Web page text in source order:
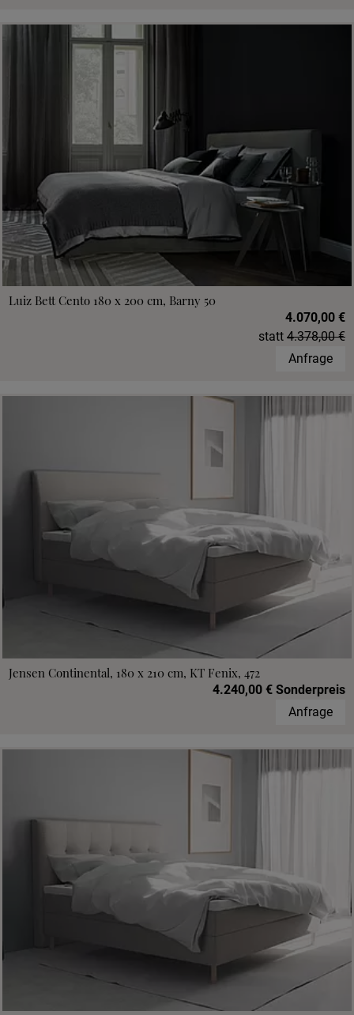
Luiz Bett Cento 180 x 200 cm, Barny 50
4.070,00 €
statt 4.378,00 €
Anfrage
Jensen Continental, 180 x 210 cm, KT Fenix, 472
4.240,00 € Sonderpreis
Anfrage